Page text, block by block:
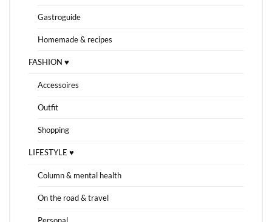
Gastroguide
Homemade & recipes
FASHION ♥
Accessoires
Outfit
Shopping
LIFESTYLE ♥
Column & mental health
On the road & travel